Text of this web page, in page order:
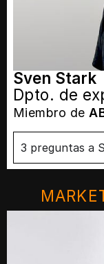
Sven Stark
Dpto. de
Miembro de
3 preguntas a